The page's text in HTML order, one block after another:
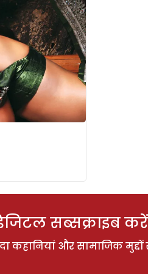
सब्सक्राइब करें
कहानियां और सामाजिक